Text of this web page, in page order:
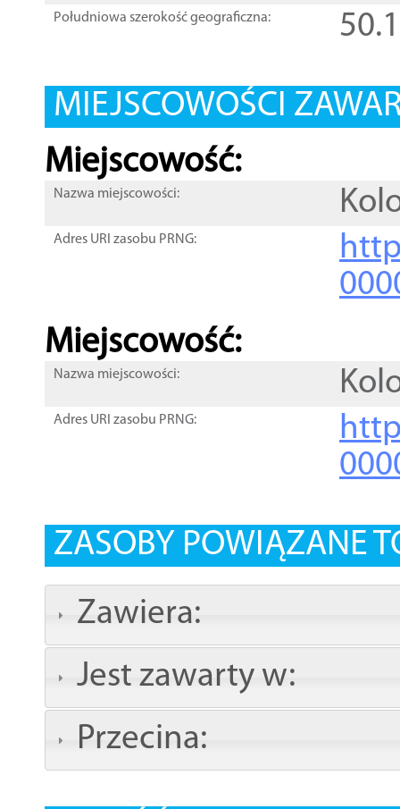
Południowa szerokość geograficzna:
MIEJSCOWOŚCI
Miejscowość:
Nazwa miejscowości:
Adres URI zasobu PRNG:
Miejscowość:
Nazwa miejscowości:
Adres URI zasobu PRNG:
ZASOBY POWIĄZANE
Zawiera:
Jest zawarty w:
Przecina: